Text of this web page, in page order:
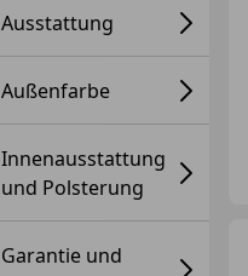
Ausstattung
Außenfarbe
Innenausstattung
und Polsterung
Garantie und